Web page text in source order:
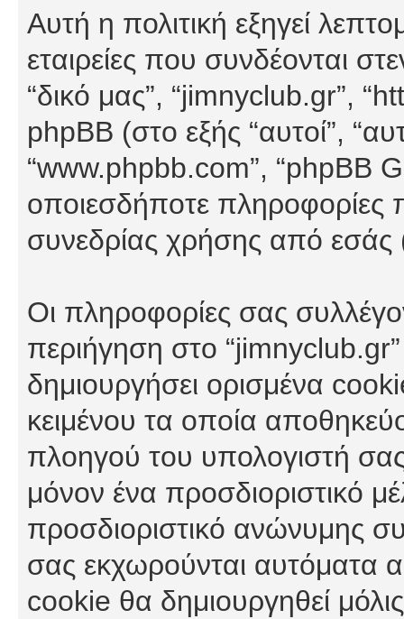
Αυτή η πολιτική εξηγεί
εταιρείες που συνδέονται
“δικό μας”, “jimnyclub.gr”,
phpBB (στο εξής “αυτοί”,
“www.phpbb.com”, “phpBB
οποιεσδήποτε πληροφορίες
συνεδρίας χρήσης από εσάς
Οι πληροφορίες σας
περιήγηση στο
δημιουργήσει ορισμένα
κειμένου τα οποία
πλοηγού του υπολογιστή
μόνον ένα προσδιοριστικό
προσδιοριστικό ανώνυμης
σας εκχωρούνται αυτόματα
cookie θα δημιουργηθεί